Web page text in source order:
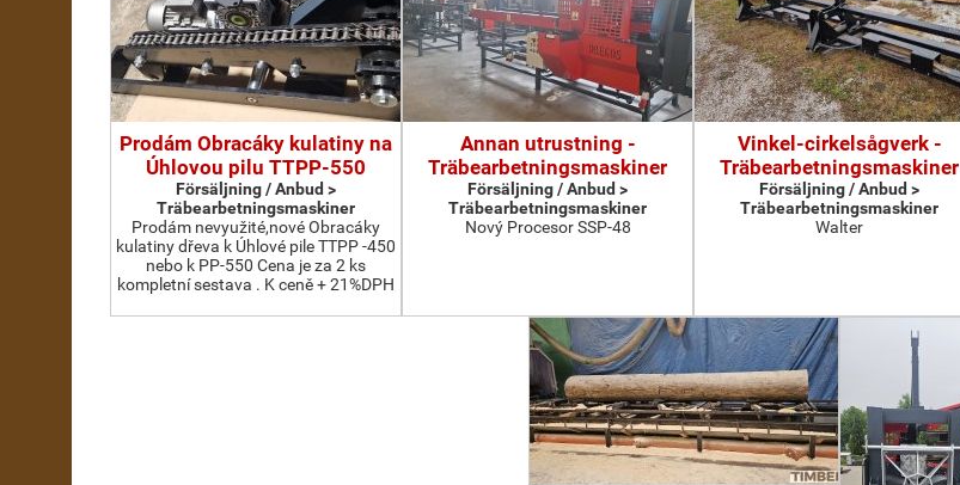
Prodám Obracáky kulatiny na
Úhlovou pilu TTPP-550
Försäljning / Anbud >
Träbearbetningsmaskiner
Prodám nevyužité,nové Obracáky
kulatiny dřeva k Úhlové pile TTPP -450
nebo k PP-550 Cena je za 2 ks
kompletní sestava . K ceně + 21%DPH
Annan utrustning -
Träbearbetningsmaskiner
Försäljning / Anbud >
Träbearbetningsmaskiner
Nový Procesor SSP-48
Vinkel-cirkelsågverk -
Träbearbetningsmaskiner
Försäljning / Anbud >
Träbearbetningsmaskiner
Walter